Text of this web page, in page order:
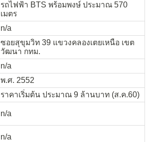
รถไฟฟ้า BTS พร้อมพงษ์ ประมาณ 570
เมตร
n/a
ซอยสุขุมวิท 39 แขวงคลองเตยเหนือ เขต
วัฒนา กทม.
n/a
พ.ศ. 2552
ราคาเริ่มต้น ประมาณ 9 ล้านบาท (ส.ค.60)
n/a
n/a